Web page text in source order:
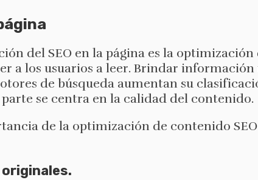
del SEO en la página es la
a los usuarios a leer. Brindar información
de búsqueda aumentan su
se centra en la calidad del contenido.
de la optimización de contenido SEO